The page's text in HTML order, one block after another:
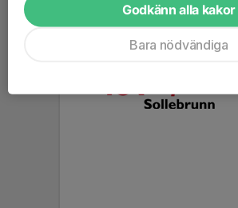
Godkänn alla kakor
Bara nödvändiga